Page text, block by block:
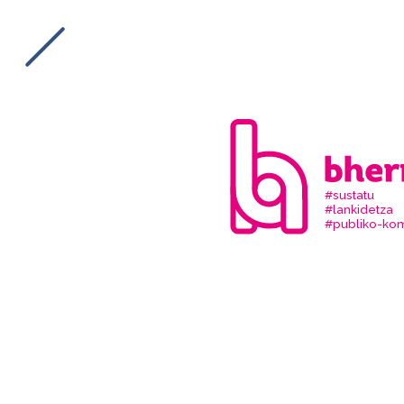
#sustatu
#lankidetza
#publiko-